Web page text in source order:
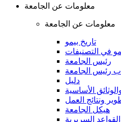
معلومات عن الجامعة
معلومات عن الجامعة
تاريخ بيمو
في التصنيفات
رئيس الجامعة
رئيس الجامعة
دليل
الأساسية
ونتائج العمل
هيكل الجامعة
السريرية